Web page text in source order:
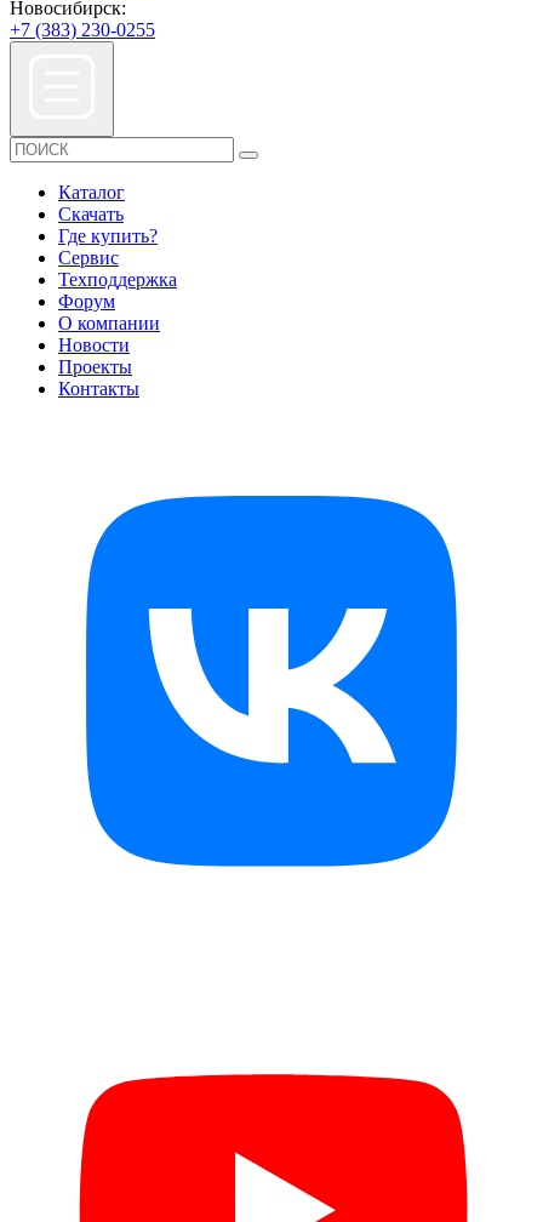
Новосибирск:
+7 (383) 230-0255
Каталог
Скачать
Где купить?
Сервис
Техподдержка
Форум
О компании
Новости
Проекты
Контакты